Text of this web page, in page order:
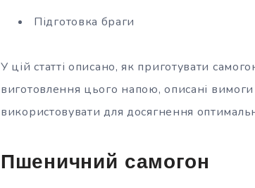
Підготовка браги
У цій статті описано, як приготувати
виготовлення цього напою, описані
використовувати для досягнення
Пшеничний самогон